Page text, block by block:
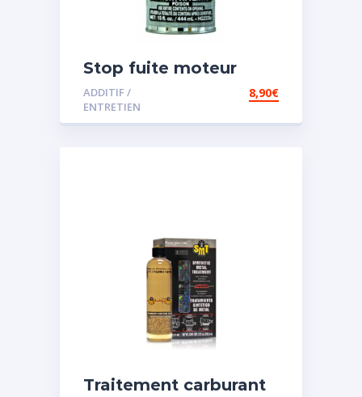
Stop fuite moteur
ADDITIF /
ENTRETIEN
8,90€
Traitement carburant